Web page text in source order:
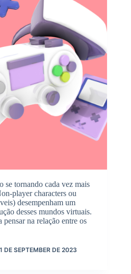
se tornando cada vez mais
player characters ou
desempenham um
desses mundos virtuais.
na relação entre os
DE SEPTEMBER DE 2023